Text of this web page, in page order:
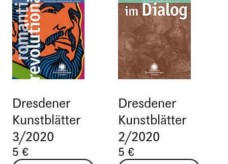
Dresdener
Kunstblätter
3/2020
5 €
Dresdener
Kunstblätter
2/2020
5 €